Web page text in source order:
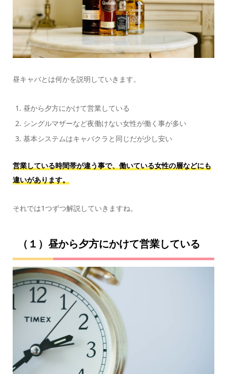
昼キャバとは何かを説明していきます。
昼から夕方にかけて営業している
シングルマザーなど夜働けない女性が働く事が多い
基本システムはキャバクラと同じだが少し安い
営業している時間帯が違う事で、働いている女性の層などにも
違いがあります。
それでは1つずつ解説していきますね。
（１）昼から夕方にかけて営業している